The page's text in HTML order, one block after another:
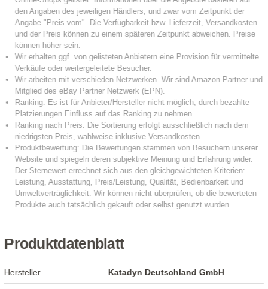
Produktdatenblatt
Hersteller Katadyn Deutschland GmbH